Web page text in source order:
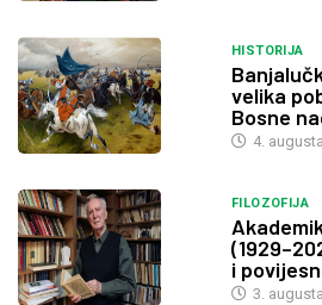
HISTORIJA
velika
Bosne
4.
FILOZOFIJA
i
3.